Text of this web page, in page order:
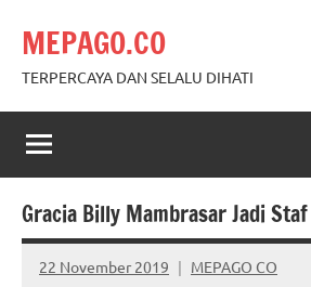
content
MEPAGO.CO
TERPERCAYA DAN SELALU DIHATI
Gracia Billy Mambrasar Jadi
22 November 2019 MEPAGO CO
No